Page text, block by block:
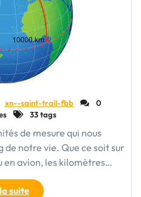
xn--saint-trail-fbb
0
33 tags
de mesure qui nous
notre vie. Que ce soit sur
en avion, les kilomètres…
suite"Les